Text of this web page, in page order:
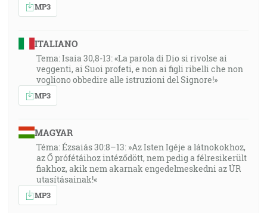
MP3
ITALIANO
Tema: Isaia 30,8-13: «La parola di Dio si rivolse ai
veggenti, ai Suoi profeti, e non ai figli ribelli che non
vogliono obbedire alle istruzioni del Signore!»
MP3
MAGYAR
Téma: Ézsaiás 30:8–13: »Az Isten Igéje a látnokokhoz,
az Ő prófétáihoz intéződött, nem pedig a félresikerült
fiakhoz, akik nem akarnak engedelmeskedni az ÚR
utasításainak!«
MP3